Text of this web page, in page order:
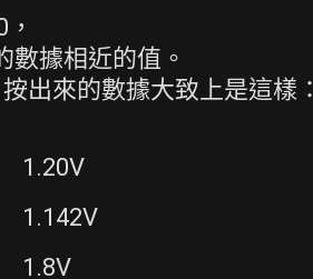
數據相近的值。
出來的數據大致上是這樣：
1.20V
1.142V
1.8V